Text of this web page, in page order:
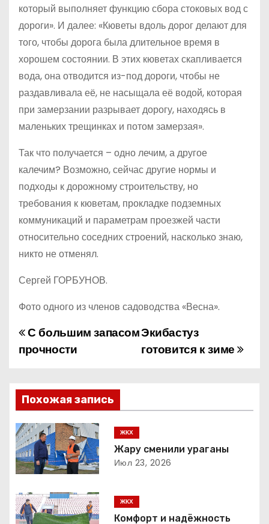
который выполняет функцию сбора стоковых вод с
дороги». И далее: «Кюветы вдоль дорог делают для
того, чтобы дорога была длительное время в
хорошем состоянии. В этих кюветах скапливается
вода, она отводится из-под дороги, чтобы не
раздавливала её, не насыщала её водой, которая
при замерзании разрывает дорогу, находясь в
маленьких трещинках и потом замерзая».
Так что получается – одно лечим, а другое
калечим? Возможно, сейчас другие нормы и
подходы к дорожному строительству, но
требования к кюветам, прокладке подземных
коммуникаций и параметрам проезжей части
относительно соседних строений, насколько знаю,
никто не отменял.
Сергей ГОРБУНОВ.
Фото одного из членов садоводства «Весна».
Н
а
в
и
г
а
ц
и
Экибастуз
готовится к зиме
С большим запасом
прочности
Похожая запись
ЖКХ
Жару сменили ураганы
Июл 23, 2026
ЖКХ
Комфорт и надёжность